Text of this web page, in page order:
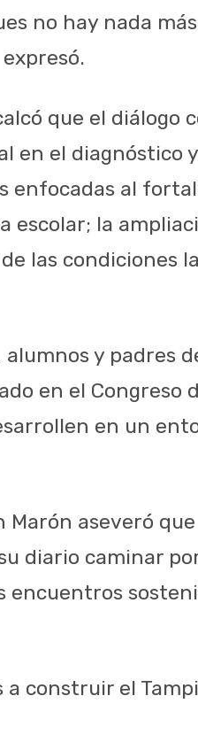
no hay nada
que el diálogo
en el diagnóstico
enfocadas al
la
las condiciones
alumnos y padres
en el Congreso
en un
Marón aseveró
diario caminar
encuentros
a construir el